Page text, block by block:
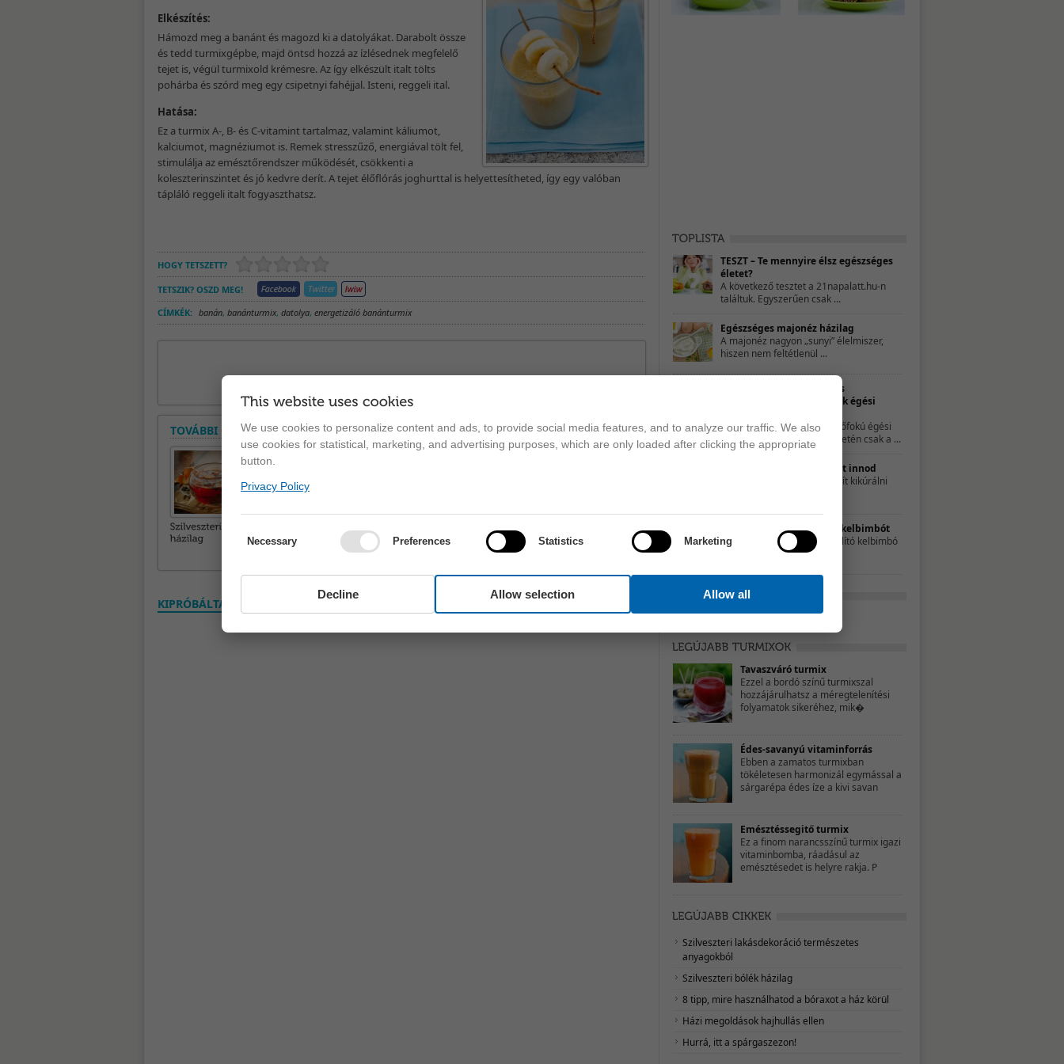
Elkészítés:
Hámozd meg a banánt és magozd ki a datolyákat. Darabolt össze
és tedd turmixgépbe, majd öntsd hozzá az ízlésednek megfelelő
tejet is, végül turmixold krémesre. Az így elkészült italt tölts
pohárba és szórd meg egy csipetnyi fahéjjal. Isteni, reggeli ital.
Hatása:
Ez a turmix A-, B- és C-vitamint tartalmaz, valamint káliumot,
kalciumot, magnéziumot is. Remek stresszűző, energiával tölt fel,
stimulálja az emésztőrendszer működését, csökkenti a
koleszterinszintet és jó kedvre derít. A tejet élőflórás joghurttal is helyettesítheted, így egy valóban
tápláló reggeli italt fogyaszthatsz.
HOGY TETSZETT?
TETSZIK? OSZD MEG!
CÍMKÉK: banán, banánturmix, datolya, energetizáló banánturmix
TOVÁBBI CIKKEK A ROVATBAN
KIPRÓBÁLTAD? VÉLEMÉNYED VAN? SZÓLJ HOZZÁ!
TESZT – Te mennyire élsz egészséges
életet?
A következő tesztet a 21napalatt.hu-n
találtuk. Egyszerűen csak ...
Egészséges majonéz házilag
A majonéz nagyon „sunyi” élelmiszer,
hiszen nem feltétlenül ...
Természetes
gyógymódok égési
A kisebb, elsőfokú égési
sérülések esetén csak a ...
10 ok, amiért érdemes teát innod
A tea nemcsak a náthát segít kikúrálni
Ezért egyél rendszeresen kelbimbót
Az apró káposztához hasonlító kelbimbó
sok vitamint és ...
Tavaszváró turmix
Ezzel a bordó színű turmixszal
hozzájárulhatsz a méregtelenítési
folyamatok sikeréhez, mik�
Édes-savanyú vitaminforrás
Ebben a zamatos turmixban
tökéletesen harmonizál egymással a
sárgarépa édes íze a kivi savan
Emésztéssegitő turmix
Ez a finom narancsszínű turmix igazi
vitaminbomba, ráadásul az
emésztésedet is helyre rakja. P
Szilveszteri lakásdekoráció természetes
anyagokból
Szilveszteri bólék házilag
8 tipp, mire használhatod a bóraxot a ház körül
Házi megoldások hajhullás ellen
Hurrá, itt a spárgaszezon!
We use cookies to personalize content and ads, to provide social media features, and to analyze our traffic. We also
use cookies for statistical, marketing, and advertising purposes, which are only loaded after clicking the appropriate
button.
Privacy Policy
Necessary Preferences Statistics Marketing
Decline Allow selection Allow all